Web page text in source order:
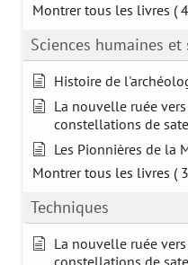
Montrer tous les livres (
Sciences humaines et
Histoire de
La nouvelle ruée
constellations de
Les Pionnières de la
Montrer tous les livres (
Techniques
La nouvelle ruée